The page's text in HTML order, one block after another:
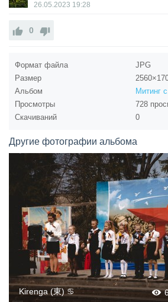
26.05.2023 19:28
0
Формат файла
JPG
Размер
Альбом
Просмотры
728
Скачиваний
0
Другие фотографии альбома
Kirenga (東) ♋